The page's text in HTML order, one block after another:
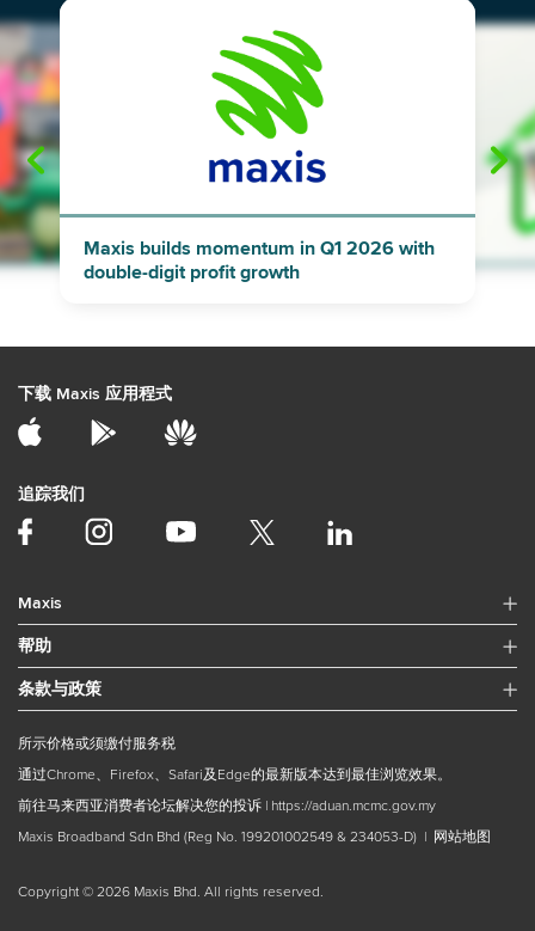
"
Maxis builds momentum in Q1 2026 with
double-digit profit growth
下载 Maxis 应用程式
追踪我们
Maxis
帮助
条款与政策
所示价格或须缴付服务税
通过Chrome、Firefox、Safari及Edge的最新版本达到最佳浏览效果。
前往马来西亚消费者论坛解决您的投诉 | https://aduan.mcmc.gov.my
Maxis Broadband Sdn Bhd (Reg No. 199201002549 & 234053-D) | 网站地图
Copyright © 2026 Maxis Bhd. All rights reserved.